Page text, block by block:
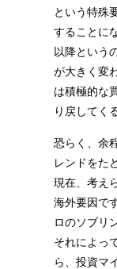
という特殊
することに
以降という
が大きく変
は積極的な
り戻してく
恐らく、余
レンドをた
現在、考え
海外要因で
ロのソブリ
それによっ
ら、投資マ